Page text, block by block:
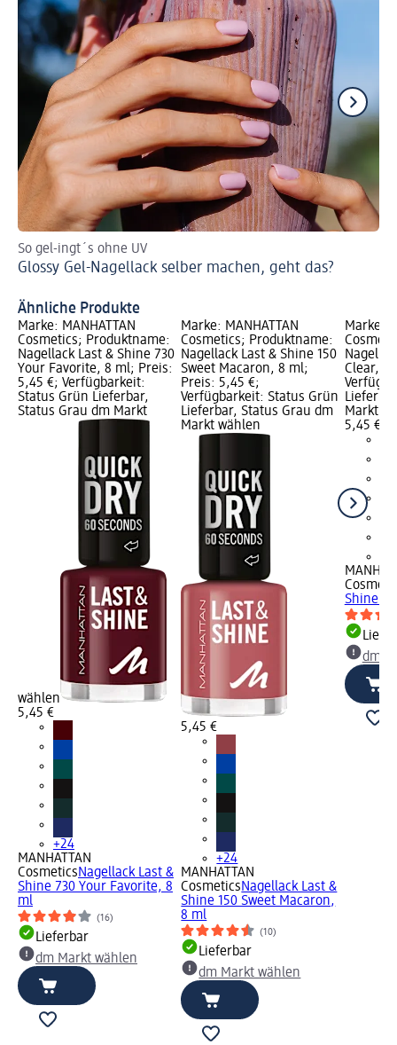
So gel-ingt´s ohne UV
Glossy Gel-Nagellack selber machen, geht das?
Ähnliche Produkte
Marke: MANHATTAN
Cosmetics; Produktname:
Nagellack Last & Shine 730
Your Favorite, 8 ml; Preis:
5,45 €; Verfügbarkeit:
Status Grün Lieferbar,
Status Grau dm Markt
wählen
5,45 €
+24
MANHATTAN
CosmeticsNagellack Last &
Shine 730 Your Favorite, 8
ml
(16)
Lieferbar
dm Markt wählen
Marke: MANHATTAN
Cosmetics; Produktname:
Nagellack Last & Shine 150
Sweet Macaron, 8 ml;
Preis: 5,45 €;
Verfügbarkeit: Status Grün
Lieferbar, Status Grau dm
Markt wählen
5,45 €
+24
MANHATTAN
CosmeticsNagellack Last &
Shine 150 Sweet Macaron,
8 ml
(10)
Lieferbar
dm Markt wählen
Marke:
Clear, 8
Markt
5,45 €
Shine
dm